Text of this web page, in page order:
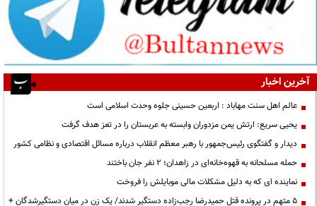
آخرین اخبار
عالم اهل سنت مهاباد : اربعین حسینی جلوه وحدت اسلامی است
یحیی سریع: ارتش یمن مزدوران وابسته به عربستان را در تعز هدف گرفت
دیدار و گفتگوی رئیس‌جمهور با رهبر معظم انقلاب درباره مسائل اقتصادی و نظامی کشور
حمله مسلحانه به قهوه‌خانه‌ای در زاهدان؛ ۲ نفر جان باختند
نماینده ای که به دلیل مشکلات مالی موبایلش را فروخت
۵ متهم در پرونده قتل حمیدرضا رجب‌زاده دستگیر شدند/ یک زن در میان دستگیرشدگان +